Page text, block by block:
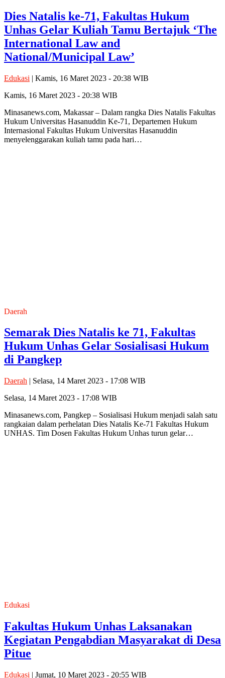
Dies Natalis ke-71, Fakultas Hukum
Unhas Gelar Kuliah Tamu Bertajuk ‘The
International Law and
National/Municipal Law’
Edukasi | Kamis, 16 Maret 2023 - 20:38 WIB
Kamis, 16 Maret 2023 - 20:38 WIB
Minasanews.com, Makassar – Dalam rangka Dies Natalis Fakultas
Hukum Universitas Hasanuddin Ke-71, Departemen Hukum
Internasional Fakultas Hukum Universitas Hasanuddin
menyelenggarakan kuliah tamu pada hari…
Daerah
Semarak Dies Natalis ke 71, Fakultas
Hukum Unhas Gelar Sosialisasi Hukum
di Pangkep
Daerah | Selasa, 14 Maret 2023 - 17:08 WIB
Selasa, 14 Maret 2023 - 17:08 WIB
Minasanews.com, Pangkep – Sosialisasi Hukum menjadi salah satu
rangkaian dalam perhelatan Dies Natalis Ke-71 Fakultas Hukum
UNHAS. Tim Dosen Fakultas Hukum Unhas turun gelar…
Edukasi
Fakultas Hukum Unhas Laksanakan
Kegiatan Pengabdian Masyarakat di Desa
Pitue
Edukasi | Jumat, 10 Maret 2023 - 20:55 WIB